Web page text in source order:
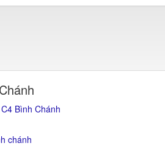
Bình Chánh
chánh